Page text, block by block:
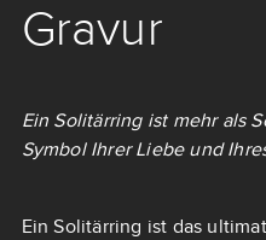
Gravur
Ein Solitärring ist mehr als
Symbol Ihrer Liebe und
Ein Solitärring ist das